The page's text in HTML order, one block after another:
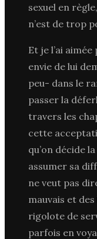
sexuel en
n’est de trop
Et je l’ai
envie de lui
peu- dans le
passer la
travers les
cette
qu’on décide
assumer sa
ne veut pas
mauvais et
rigolote de
parfois en